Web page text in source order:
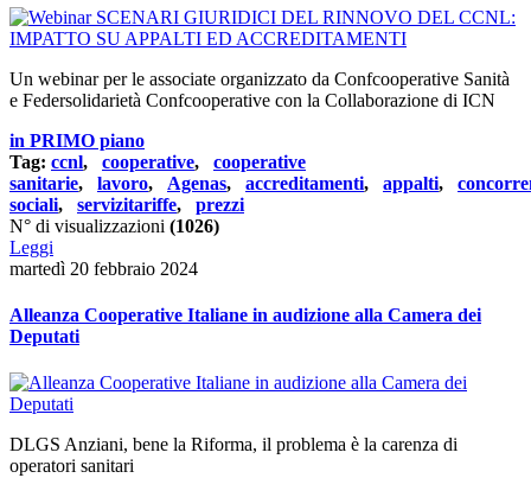
Un webinar per le associate organizzato da Confcooperative Sanità
e Federsolidarietà Confcooperative con la Collaborazione di ICN
in PRIMO piano
Tag: ccnl, cooperative, cooperative
sanitarie, lavoro, Agenas, accreditamenti, appalti,
sociali, servizitariffe, prezzi
N° di visualizzazioni (1026)
Leggi
martedì 20 febbraio 2024
Alleanza Cooperative Italiane in audizione alla Camera dei
Deputati
DLGS Anziani, bene la Riforma, il problema è la carenza di
operatori sanitari